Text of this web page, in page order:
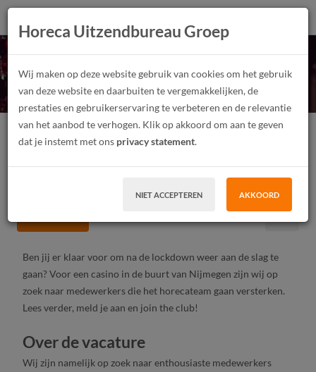
Horecamedewerker
casino gezocht!
Horecamedewerker Junior
Fulltime, Parttime
Ben jij er klaar voor om na de lockdown weer aan de slag te
gaan? Voor een casino in de buurt van Nijmegen zijn wij op
zoek naar medewerkers die het horecateam gaan versterken.
Lees verder, meld je aan en join the club!
Over de vacature
Wij zijn namelijk op zoek naar enthousiaste medewerkers
Horeca Uitzendbureau Groep
Wij maken op deze website gebruik van cookies om het gebruik
van deze website en daarbuiten te vergemakkelijken, de
prestaties en gebruikerservaring te verbeteren en de relevantie
van het aanbod te verhogen. Klik op akkoord om aan te geven
dat je instemt met ons privacy statement.
NIET ACCEPTEREN AKKOORD